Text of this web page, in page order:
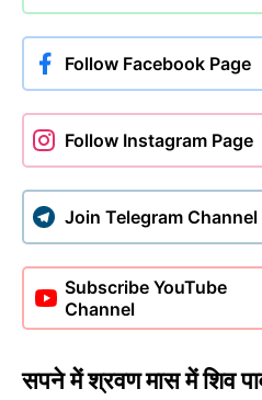
Follow Facebook Page
Follow Instagram Page
Join Telegram Channel
Subscribe YouTube
Channel
सपने में श्रवण मास में शिव